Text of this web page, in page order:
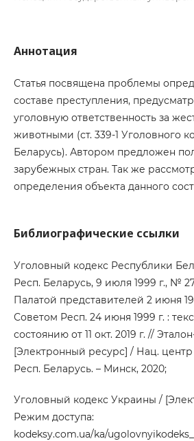
Аннотация
Статья посвящена проблемы
составе преступления,
уголовную ответственность за
животными (ст. 339-1 Уголовного
Беларусь). Автором предложен
зарубежных стран. Так же
определения объекта данного
Библиографические ссылки
Уголовный кодекс Республики
Респ. Беларусь, 9 июля 1999 г., №
Палатой представителей 2 июня
Советом Респ. 24 июня 1999 г. :
состоянию от 11 окт. 2019 г. //
[Электронный ресурс] / Нац.
Респ. Беларусь. – Минск, 2020;
Уголовный кодекс Украины /
Режим доступа:
kodeksy.com.ua/ka/